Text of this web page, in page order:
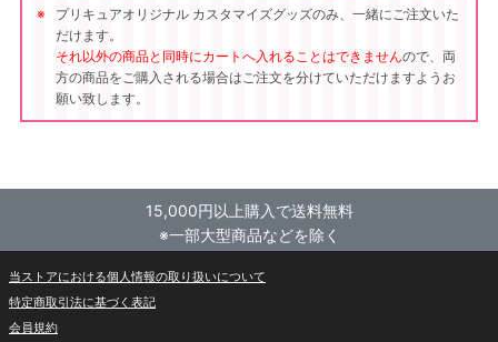
プリキュアオリジナル カスタマイズグッズのみ、一緒にご注文いた
だけます。
それ以外の商品と同時にカートへ入れることはできませんので、両
方の商品をご購入される場合はご注文を分けていただけますようお
願い致します。
15,000円以上購入で送料無料
※一部大型商品などを除く
当ストアにおける個人情報の取り扱いについて
特定商取引法に基づく表記
会員規約